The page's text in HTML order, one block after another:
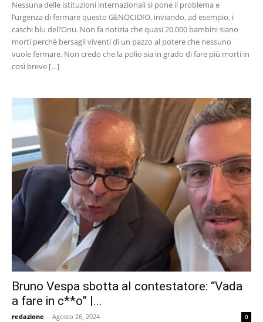
Nessuna delle istituzioni internazionali si pone il problema e
l’urgenza di fermare questo GENOCIDIO, inviando, ad esempio, i
caschi blu dell’Onu. Non fa notizia che quasi 20.000 bambini siano
morti perchè bersagli viventi di un pazzo al potere che nessuno
vuole fermare. Non credo che la polio sia in grado di fare più morti in
così breve […]
Bruno Vespa sbotta al contestatore: “Vada
a fare in c**o” |...
redazione - Agosto 26, 2024 0